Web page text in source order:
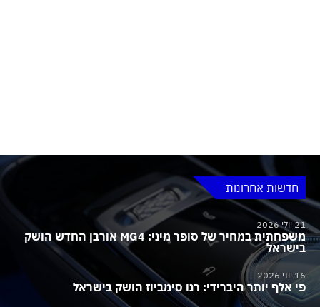
חדשות אחרונות
21 יולי 2026
משפחתית במחיר של סופר מיני: MG4 אורבן החדש הושק
בישראל
16 יוני 2026
פי אלף יותר היברידי: רנו סימביוז הושק בישראל